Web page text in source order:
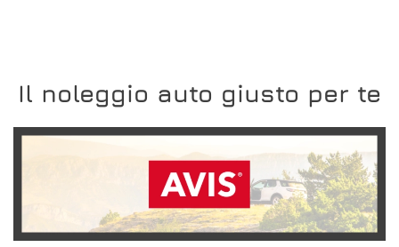
Il noleggio auto giusto per te
SCOPRI L'OFFERTA